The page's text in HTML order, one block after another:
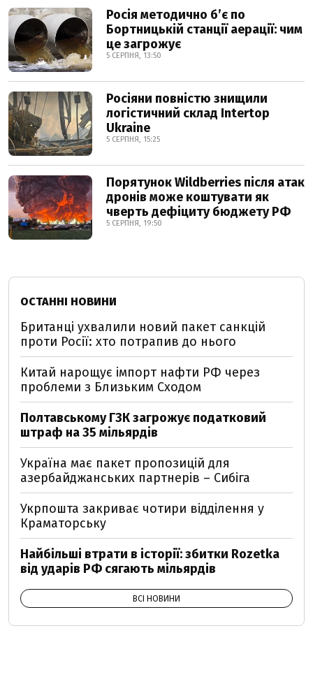
Росія методично б’є по
Бортницькій станції аерації: чим
це загрожує
5 СЕРПНЯ, 13:50
Росіяни повністю знищили
логістичний склад Intertop
Ukraine
5 СЕРПНЯ, 15:25
Порятунок Wildberries після атак
дронів може коштувати як
чверть дефіциту бюджету РФ
5 СЕРПНЯ, 19:50
ОСТАННІ НОВИНИ
Британці ухвалили новий пакет санкцій
проти Росії: хто потрапив до нього
Китай нарощує імпорт нафти РФ через
проблеми з Близьким Сходом
Полтавському ГЗК загрожує податковий
штраф на 35 мільярдів
Україна має пакет пропозицій для
азербайджанських партнерів – Сибіга
Укрпошта закриває чотири відділення у
Краматорську
Найбільші втрати в історії: збитки Rozetka
від ударів РФ сягають мільярдів
ВСІ НОВИНИ